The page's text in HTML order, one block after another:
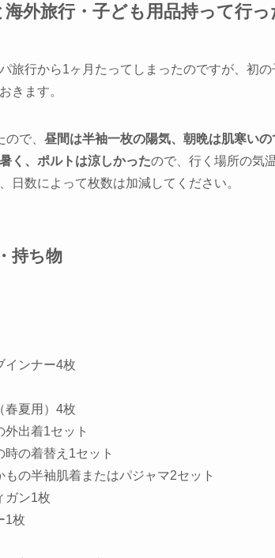
外旅行・子ども用品持って行っ
旅行から1ヶ月たってしまったのですが、初
きます。
で、 昼間は半袖一枚の陽気、朝晩は肌寒い
く、ポルトは涼しかったので、行く場所の気
日数によって枚数は加減してください。
持ち物
インナー4枚
春夏用）4枚
外出着1セット
時の着替え1セット
もの半袖肌着またはパジャマ2セット
ガン1枚
1枚